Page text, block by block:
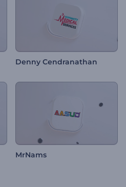
Denny Cendranathan
MrNams